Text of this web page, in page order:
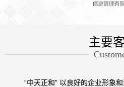
主要
“中天正和” 以良好的企业形象和